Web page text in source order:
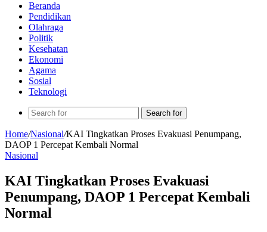
Beranda
Pendidikan
Olahraga
Politik
Kesehatan
Ekonomi
Agama
Sosial
Teknologi
Search for
Home/Nasional/KAI Tingkatkan Proses Evakuasi Penumpang,
DAOP 1 Percepat Kembali Normal
Nasional
KAI Tingkatkan Proses Evakuasi
Penumpang, DAOP 1 Percepat Kembali
Normal